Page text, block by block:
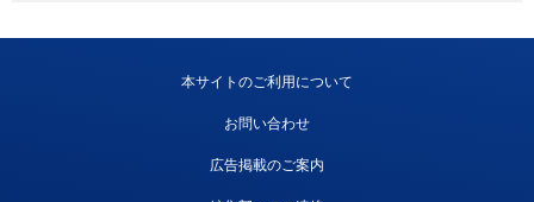
本サイトのご利用について
お問い合わせ
広告掲載のご案内